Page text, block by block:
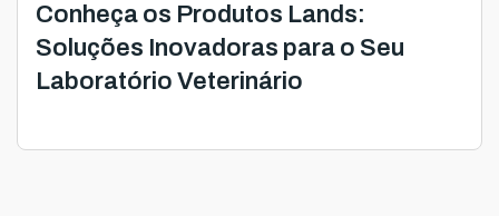
Conheça os Produtos Lands:
Soluções Inovadoras para o Seu
Laboratório Veterinário